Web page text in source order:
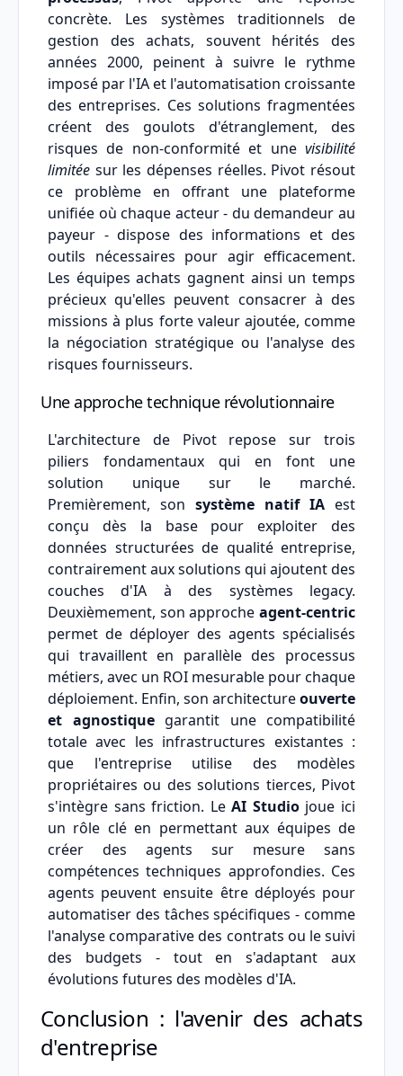
concrète. Les systèmes traditionnels de
gestion des achats, souvent hérités des
années 2000, peinent à suivre le rythme
imposé par l'IA et l'automatisation croissante
des entreprises. Ces solutions fragmentées
créent des goulots d'étranglement, des
risques de non-conformité et une visibilité
limitée sur les dépenses réelles. Pivot résout
ce problème en offrant une plateforme
unifiée où chaque acteur - du demandeur au
payeur - dispose des informations et des
outils nécessaires pour agir efficacement.
Les équipes achats gagnent ainsi un temps
précieux qu'elles peuvent consacrer à des
missions à plus forte valeur ajoutée, comme
la négociation stratégique ou l'analyse des
risques fournisseurs.
Une approche technique révolutionnaire
L'architecture de Pivot repose sur trois
piliers fondamentaux qui en font une
solution unique sur le marché.
Premièrement, son système natif IA est
conçu dès la base pour exploiter des
données structurées de qualité entreprise,
contrairement aux solutions qui ajoutent des
couches d'IA à des systèmes legacy.
Deuxièmement, son approche agent-centric
permet de déployer des agents spécialisés
qui travaillent en parallèle des processus
métiers, avec un ROI mesurable pour chaque
déploiement. Enfin, son architectureouverte
et agnostiquegarantit une compatibilité
totale avec les infrastructures existantes :
que l'entreprise utilise des modèles
propriétaires ou des solutions tierces, Pivot
s'intègre sans friction. LeAI Studiojoue ici
un rôle clé en permettant aux équipes de
créer des agents sur mesure sans
compétences techniques approfondies. Ces
agents peuvent ensuite être déployés pour
automatiser des tâches spécifiques - comme
l'analyse comparative des contrats ou le suivi
des budgets - tout en s'adaptant aux
évolutions futures des modèles d'IA.
Conclusion : l'avenir des achats
d'entreprise